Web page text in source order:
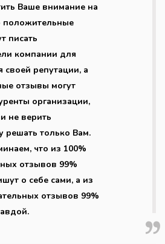
Ваше внимание на
положительные
писать
компании для
своей репутации, а
отзывы могут
организации,
не верить
решать только Вам.
что из 100%
отзывов 99%
о себе сами, а из
отзывов 99%